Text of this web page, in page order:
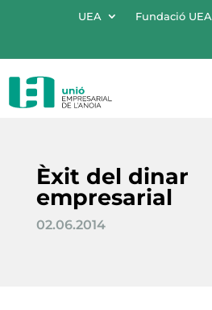
UEA Fundació UEA
Èxit del dinar
empresarial
02.06.2014